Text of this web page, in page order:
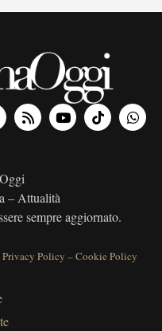
– Attualità
sempre aggiornato.
Privacy Policy –Cookie Policy